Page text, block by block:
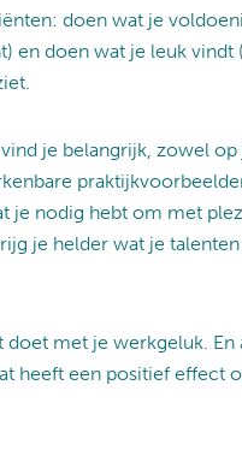
doen wat je
en doen wat je leuk vindt
je belangrijk, zowel op
je nodig hebt om met
je helder wat je
met je werkgeluk. En
heeft een positief effect